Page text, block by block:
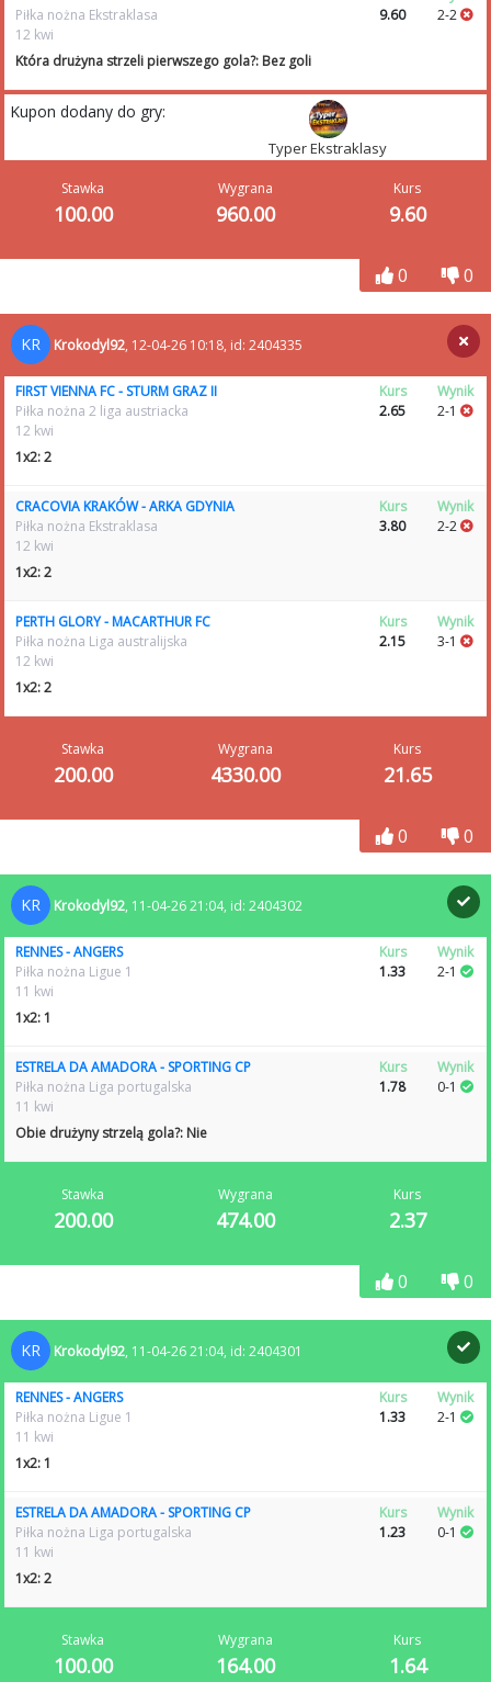
Piłka nożna Ekstraklasa
12 kwi
Która drużyna strzeli pierwszego gola?: Bez goli
9.60
2-2
Kupon dodany do gry:
Typer Ekstraklasy
Stawka
100.00
Wygrana
960.00
Kurs
9.60
0 0
KR Krokodyl92, 12-04-26 10:18, id: 2404335
FIRST VIENNA FC - STURM GRAZ II
Piłka nożna 2 liga austriacka
12 kwi
1x2: 2
Kurs
2.65
Wynik
2-1
CRACOVIA KRAKÓW - ARKA GDYNIA
Piłka nożna Ekstraklasa
12 kwi
1x2: 2
Kurs
3.80
Wynik
2-2
PERTH GLORY - MACARTHUR FC
Piłka nożna Liga australijska
12 kwi
1x2: 2
Kurs
2.15
Wynik
3-1
Stawka
200.00
Wygrana
4330.00
Kurs
21.65
0 0
KR Krokodyl92, 11-04-26 21:04, id: 2404302
RENNES - ANGERS
Piłka nożna Ligue 1
11 kwi
1x2: 1
Kurs
1.33
Wynik
2-1
ESTRELA DA AMADORA - SPORTING CP
Piłka nożna Liga portugalska
11 kwi
Obie drużyny strzelą gola?: Nie
Kurs
1.78
Wynik
0-1
Stawka
200.00
Wygrana
474.00
Kurs
2.37
0 0
KR Krokodyl92, 11-04-26 21:04, id: 2404301
RENNES - ANGERS
Piłka nożna Ligue 1
11 kwi
1x2: 1
Kurs
1.33
Wynik
2-1
ESTRELA DA AMADORA - SPORTING CP
Piłka nożna Liga portugalska
11 kwi
1x2: 2
Kurs
1.23
Wynik
0-1
Stawka
100.00
Wygrana
164.00
Kurs
1.64